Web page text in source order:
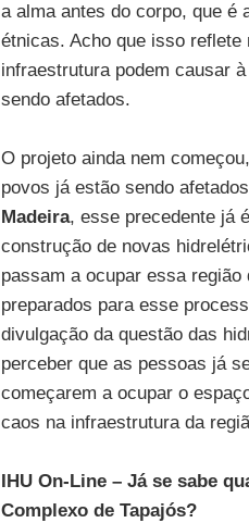
a alma antes do corpo, que é
étnicas. Acho que isso
infraestrutura podem causar
sendo afetados.
O projeto ainda nem
povos já estão sendo
Madeira, esse precedente já
construção de novas
passam a ocupar essa
preparados para esse
divulgação da questão das
perceber que as pessoas já
começarem a ocupar o
caos na infraestrutura da
IHU On-Line – Já se sabe
Complexo de Tapajós?